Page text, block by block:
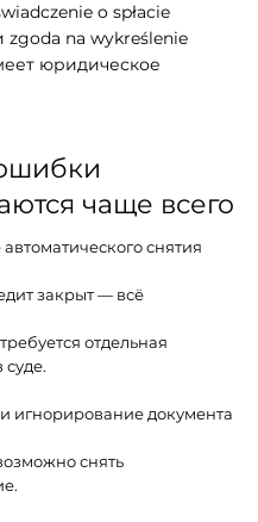
o spłacie
zgoda na wykreślenie
юридическое
чаще всего
снятия
закрыт — всё
отдельная
суде.
игнорирование документа
снять